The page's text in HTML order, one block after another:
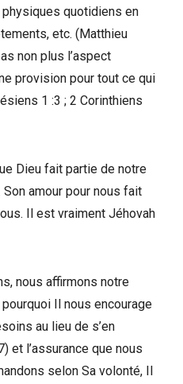
quotidiens en
etc. (Matthieu
non plus l’aspect
provision pour tout ce qui
1 :3 ; 2 Corinthiens
Dieu fait partie de notre
amour pour nous fait
Il est vraiment Jéhovah
nous affirmons notre
Il nous encourage
au lieu de s’en
et l’assurance que nous
selon Sa volonté, Il